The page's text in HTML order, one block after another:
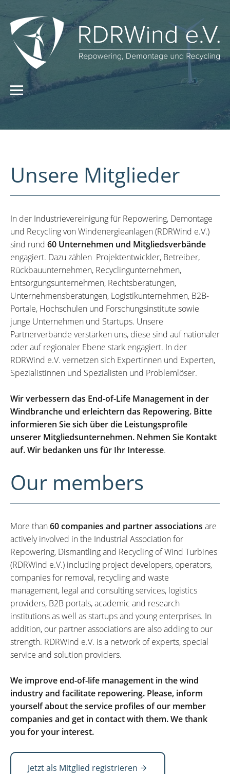
Unsere Mitglieder
In der Industrievereinigung für Repowering, Demontage
und Recycling von Windenergieanlagen (RDRWind e.V.)
sind rund 60 Unternehmen und Mitgliedsverbände
engagiert. Dazu zählen Projektentwickler, Betreiber,
Rückbauunternehmen, Recyclingunternehmen,
Entsorgungsunternehmen, Rechtsberatungen,
Unternehmensberatungen, Logistikunternehmen, B2B-
Portale, Hochschulen und Forschungsinstitute sowie
junge Unternehmen und Startups. Unsere
Partnerverbände verstärken uns, diese sind auf nationaler
oder auf regionaler Ebene stark engagiert. In der
RDRWind e.V. vernetzen sich Expertinnen und Experten,
Spezialistinnen und Spezialisten und Problemlöser.
Wir verbessern das End-of-Life Management in der
Windbranche und erleichtern das Repowering. Bitte
informieren Sie sich über die Leistungsprofile
unserer Mitgliedsunternehmen. Nehmen Sie Kontakt
auf. Wir bedanken uns für Ihr Interesse.
Our members
More than60 companies and partner associations are
actively involved in the Industrial Association for
Repowering, Dismantling and Recycling of Wind Turbines
(RDRWind e.V.) including project developers, operators,
companies for removal, recycling and waste
management, legal and consulting services, logistics
providers, B2B portals, academic and research
institutions as well as startups and young enterprises. In
addition, our partner associations are also adding to our
strength. RDRWind e.V. is a network of experts, special
service and solution providers.
We improve end-of-life management in the wind
industry and facilitate repowering. Please, inform
yourself about the service profiles of our member
companies and get in contact with them. We thank
you for your interest.
Jetzt als Mitglied registrieren